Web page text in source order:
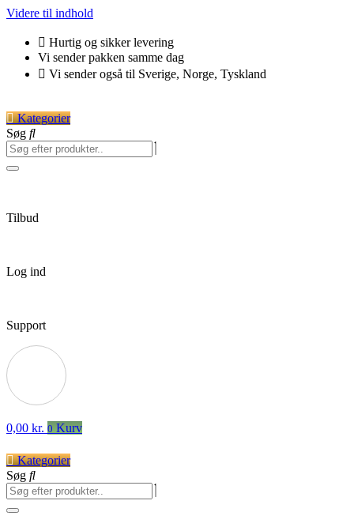
Videre til indhold
Hurtig og sikker levering
Vi sender pakken samme dag
Vi sender også til Sverige, Norge, Tyskland
Kategorier
Søg
Tilbud
Log ind
Support
0,00 kr. 0 Kurv
Kategorier
Søg